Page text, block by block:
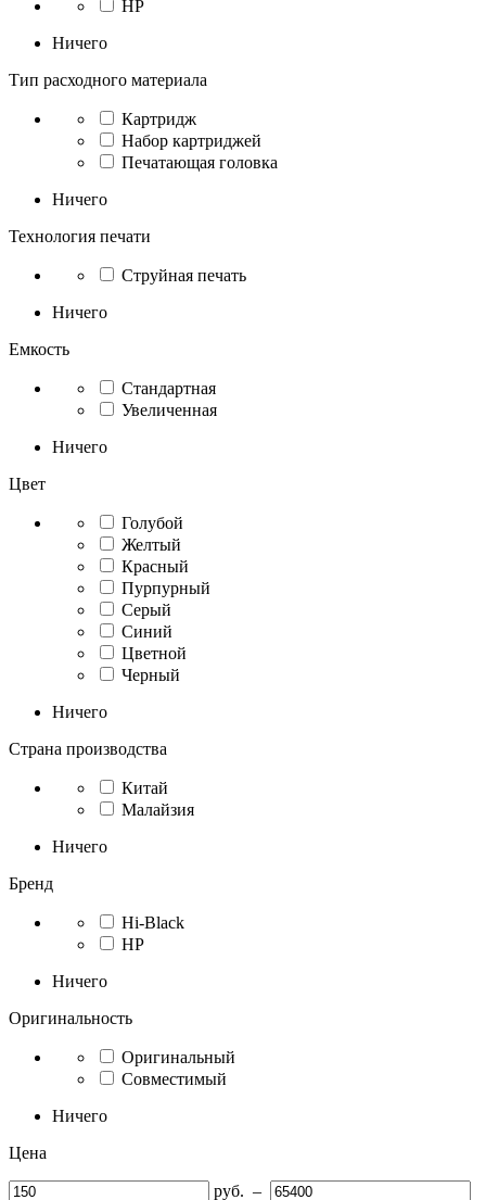
HP
Ничего
Тип расходного материала
Картридж
Набор картриджей
Печатающая головка
Ничего
Технология печати
Струйная печать
Ничего
Емкость
Стандартная
Увеличенная
Ничего
Цвет
Голубой
Желтый
Красный
Пурпурный
Серый
Синий
Цветной
Черный
Ничего
Страна производства
Китай
Малайзия
Ничего
Бренд
Hi-Black
HP
Ничего
Оригинальность
Оригинальный
Совместимый
Ничего
Цена
руб. –